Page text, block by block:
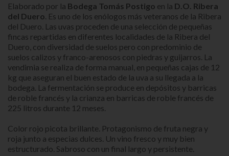
Elaborado por la Bodega Tomás Postigo en la D.O. Ribera
del Duero . Es uno de los enólogos más veteranos de la Ribera
del Duero. Las uvas proceden de una selección de pequeñas
fincas repartidas en diferentes localidades de la Ribera del
Duero, con diversidad de suelos pero con predominio de
suelos calizos y franco-arenosos con piedras y guijarros. La
vendimia se realiza de forma manual, en pequeñas cajas de 12
kg que aseguran el buen estado de la uva a su llegada a la
bodega. La fermentación se produce en depósitos y barricas
de roble francés y la crianza en barricas de roble francés de
225 litros durante 12 meses.
Color rojo picota brillante. Protagonismo de fruta negra y
roja junto a especias dulces. Un vino fresco y muy bien
estructurado. Sabroso con un final largo y persistente.